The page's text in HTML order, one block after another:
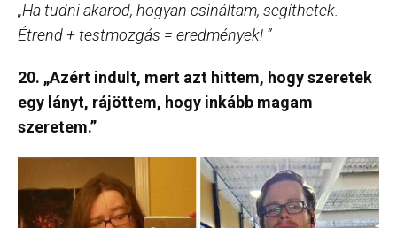
„Ha tudni akarod, hogyan csináltam, segíthetek.
Étrend + testmozgás = eredmények! ”
20. „Azért indult, mert azt hittem, hogy szeretek
egy lányt, rájöttem, hogy inkább magam
szeretem.”